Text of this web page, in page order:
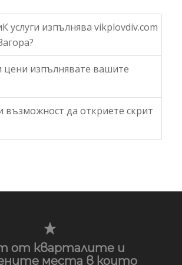
услуги изпълнява vikplovdiv.com
цени изпълнявате вашите
възможност да откриете скрит
от кварталите и
места в които